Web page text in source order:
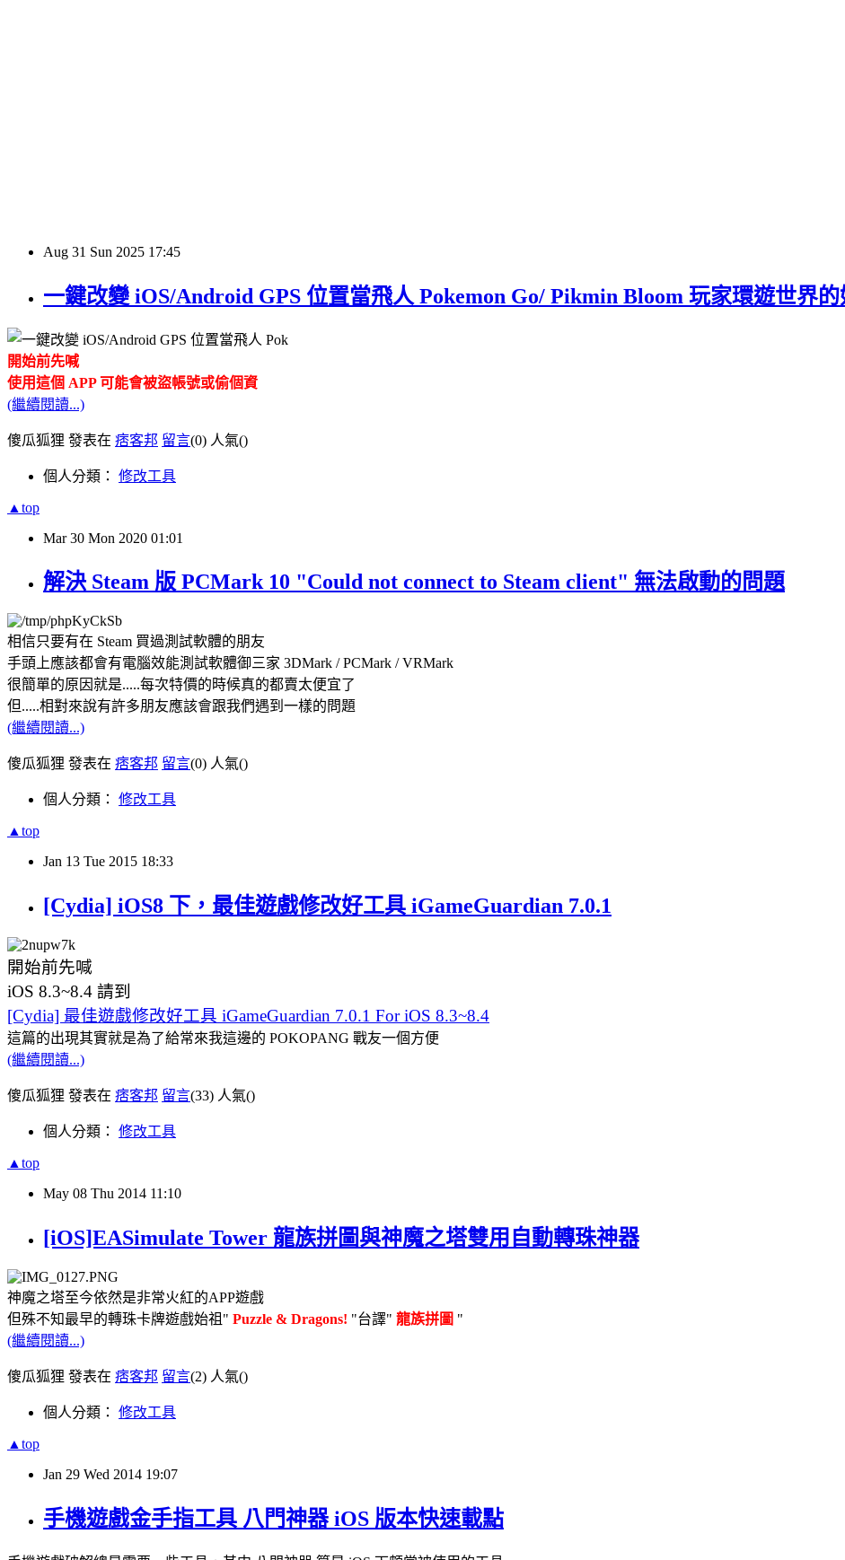
Aug 31 Sun 2025 17:45
一鍵改變 iOS/Android GPS 位置當飛人 Pokemon Go/ Pikmin Bloom 玩家環遊世界
開始前先喊
使用這個 APP 可能會被盜帳號或偷個資
(繼續閱讀...)
傻瓜狐狸 發表在 痞客邦 留言(0) 人氣()
個人分類： 修改工具
▲top
Mar 30 Mon 2020 01:01
解決 Steam 版 PCMark 10 "Could not connect to Steam client" 無法啟動的問題
相信只要有在 Steam 買過測試軟體的朋友
手頭上應該都會有電腦效能測試軟體御三家 3DMark / PCMark / VRMark
很簡單的原因就是.....每次特價的時候真的都賣太便宜了
但.....相對來說有許多朋友應該會跟我們遇到一樣的問題
(繼續閱讀...)
傻瓜狐狸 發表在 痞客邦 留言(0) 人氣()
個人分類： 修改工具
▲top
Jan 13 Tue 2015 18:33
[Cydia] iOS8 下，最佳遊戲修改好工具 iGameGuardian 7.0.1
開始前先喊
iOS 8.3~8.4 請到
[Cydia] 最佳遊戲修改好工具 iGameGuardian 7.0.1 For iOS 8.3~8.4
這篇的出現其實就是為了給常來我這邊的 POKOPANG 戰友一個方便
(繼續閱讀...)
傻瓜狐狸 發表在 痞客邦 留言(33) 人氣()
個人分類： 修改工具
▲top
May 08 Thu 2014 11:10
[iOS]EASimulate Tower 龍族拼圖與神魔之塔雙用自動轉珠神器
神魔之塔至今依然是非常火紅的APP遊戲
但殊不知最早的轉珠卡牌遊戲始祖" Puzzle & Dragons! "台譯" 龍族拼圖 "
(繼續閱讀...)
傻瓜狐狸 發表在 痞客邦 留言(2) 人氣()
個人分類： 修改工具
▲top
Jan 29 Wed 2014 19:07
手機遊戲金手指工具 八門神器 iOS 版本快速載點